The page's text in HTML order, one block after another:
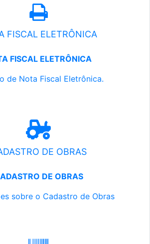
FISCAL ELETRÔNICA
FISCAL ELETRÔNICA
de Nota Fiscal Eletrônica.
DE OBRAS
DE OBRAS
sobre o Cadastro de Obras